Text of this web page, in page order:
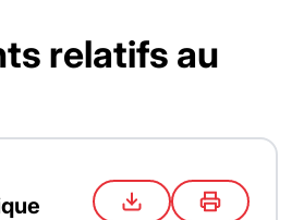
relatifs au